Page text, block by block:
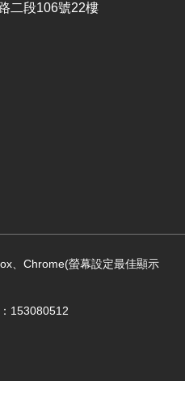
二段106號22樓
、Chrome(螢幕設定最佳顯示
153080512